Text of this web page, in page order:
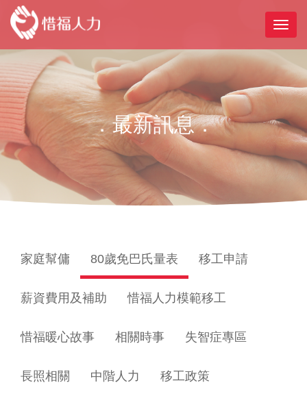
．最新訊息．
家庭幫傭 80歲免巴氏量表 移工申請
薪資費用及補助 惜福人力模範移工
惜福暖心故事 相關時事 失智症專區
長照相關 中階人力 移工政策